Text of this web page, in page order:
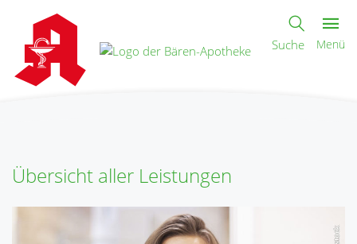
Suche Menü
Übersicht aller Leistungen